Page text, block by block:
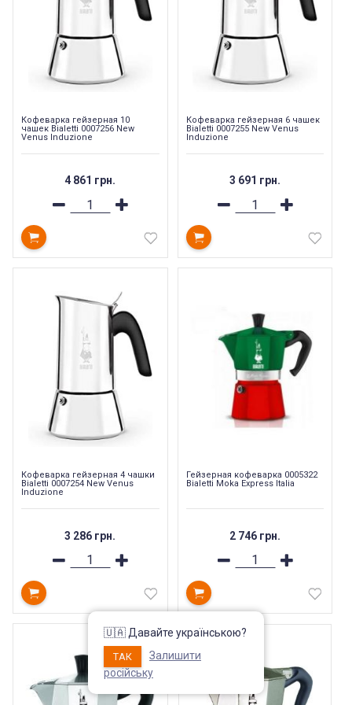
Кофеварка гейзерная 10
чашек Bialetti 0007256 New
Venus Induzione
4 861 грн.
Кофеварка гейзерная 6 чашек
Bialetti 0007255 New Venus
Induzione
3 691 грн.
Кофеварка гейзерная 4 чашки
Bialetti 0007254 New Venus
Induzione
3 286 грн.
Гейзерная кофеварка 0005322
Bialetti Moka Express Italia
2 746 грн.
--179%
🇺🇦 Давайте українською?
ТАК
Залишити
російську